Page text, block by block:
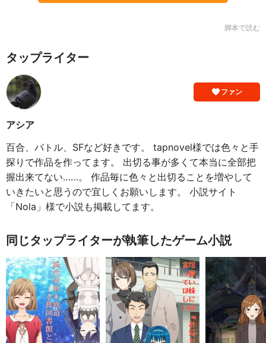
脚本で読む
タップライター
ファン
アシア
百合、バトル、SFなど好きです。 tapnovel様では色々と手
探りで作品を作ってます。 出切る事が多くて本当に全部把
握出来てない……。 作品毎に色々と出切ることを増やして
いきたいと思うので宜しくお願いします。 小説サイト
「Nola」様で小説も掲載してます。
同じタップライターが執筆したゲーム小説